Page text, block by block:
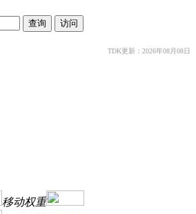
TDK更新：2026年08月08日
移动权重